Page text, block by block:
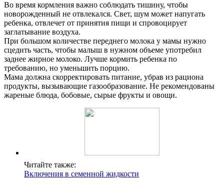
Во время кормления важно соблюдать тишину, чтобы
новорожденный не отвлекался. Свет, шум может напугать
ребенка, отвлечет от принятия пищи и спровоцирует
заглатывание воздуха.
При большом количестве переднего молока у мамы нужно
сцедить часть, чтобы малыш в нужном объеме употребил
заднее жирное молоко. Лучше кормить ребенка по
требованию, но уменьшить порцию.
Мама должна скорректировать питание, убрав из рациона
продукты, вызывающие газообразование. Не рекомендованы
жареные блюда, бобовые, сырые фрукты и овощи.
Читайте также:
Включения в семенной жидкости